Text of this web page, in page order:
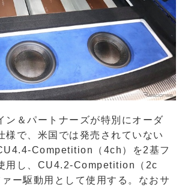
ン＆パートナーズが特別にオーダ
様で、米国では発売されていない
Competition（4ch）を2基フ
用し、CU4.2-Competition（2c
ー駆動用として使用する。なおサ